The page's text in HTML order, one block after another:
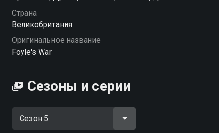
случаем нарушения закона со стороны начальства.
Кажется, еще чуть-чуть, и старший суперинтендант
точно подаст в отставку!
Посмотреть онлайн 5 сезон сериала Война Фойла
Страна
Великобритания
Оригинальное название
Foyle's War
Сезоны и серии